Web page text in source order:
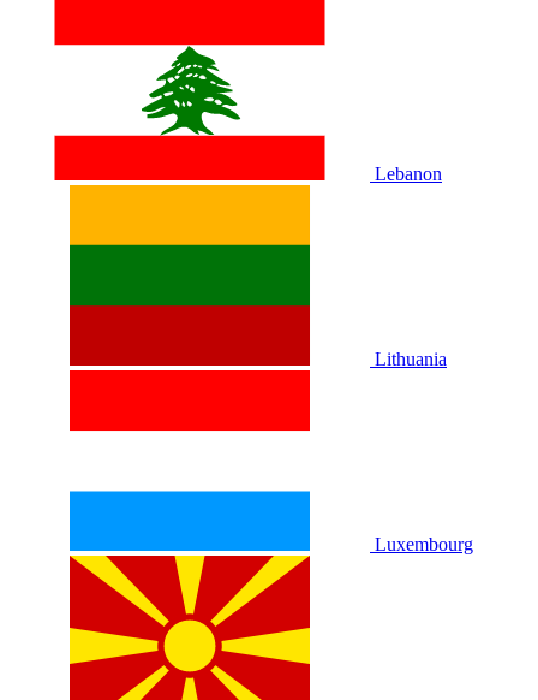
Lebanon
Lithuania
Luxembourg